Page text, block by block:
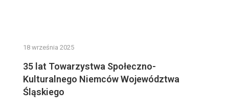
18 września 2025
35 lat Towarzystwa Społeczno-
Kulturalnego Niemców Województwa
Śląskiego